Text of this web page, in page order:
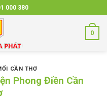
000 380
0
CẦN THƠ
Phong Điền Cần